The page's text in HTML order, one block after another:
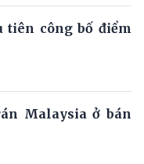
tiên công bố điểm
Malaysia ở bán